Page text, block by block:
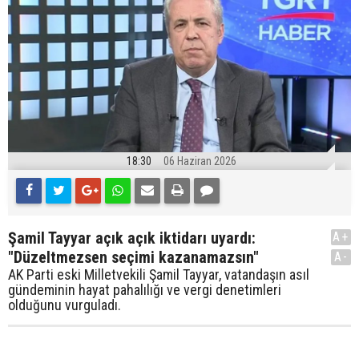
18:30 06 Haziran 2026
Şamil Tayyar açık açık iktidarı uyardı:
"Düzeltmezsen seçimi kazanamazsın"
AK Parti eski Milletvekili Şamil Tayyar, vatandaşın asıl
gündeminin hayat pahalılığı ve vergi denetimleri
olduğunu vurguladı.
A+
A-